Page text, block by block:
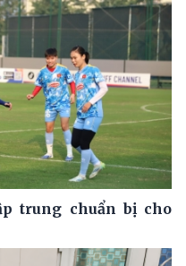
trung chuẩn bị cho